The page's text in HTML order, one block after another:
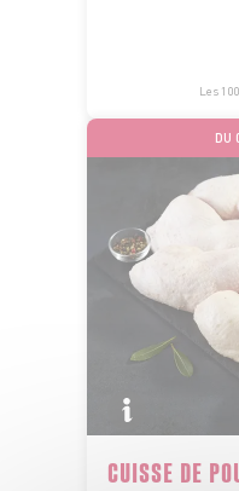
Les
DU
CUISSE DE